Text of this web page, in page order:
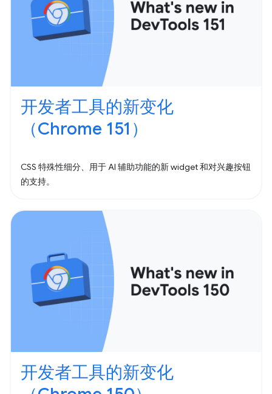
开发者工具的新变化
（Chrome 151）
CSS 特殊性细分、用于 AI 辅助功能的新 widget 和对兴趣按钮
的支持。
开发者工具的新变化